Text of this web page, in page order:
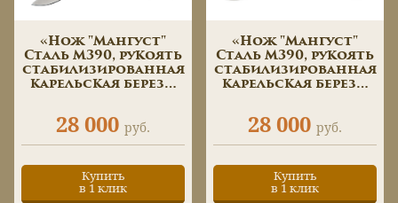
«Нож "Мангуст"
Сталь М390, рукоять
стабилизированная
карельская береза,
перламутр»
28 000 руб.
Купить
в 1 клик
«Нож "Мангуст"
Сталь М390, рукоять
стабилизированная
карельская береза,
инкрустация
мазаичные пины,
сваровски»
28 000 руб.
Купить
в 1 клик